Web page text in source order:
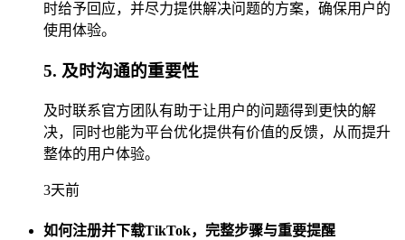
时给予回应，并尽力提供解决问题的方案，确保用户的
使用体验。
5. 及时沟通的重要性
及时联系官方团队有助于让用户的问题得到更快的解
决，同时也能为平台优化提供有价值的反馈，从而提升
整体的用户体验。
3天前
如何注册并下载TikTok，完整步骤与重要提醒